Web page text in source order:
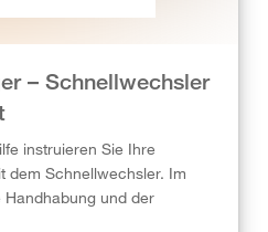
– Schnellwechsler
instruieren Sie Ihre
dem Schnellwechsler. Im
Handhabung und der